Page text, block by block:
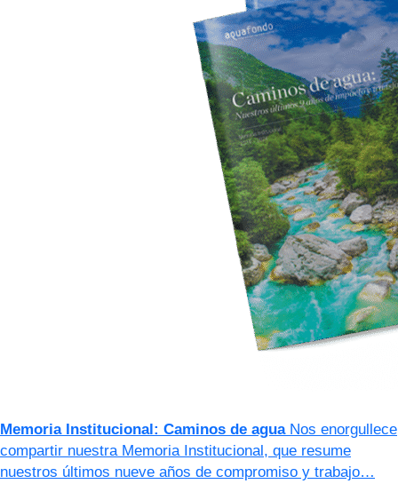
Memoria Institucional: Caminos de agua Nos enorgullece
compartir nuestra Memoria Institucional, que resume
nuestros últimos nueve años de compromiso y trabajo…